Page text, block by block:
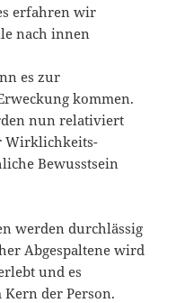
erfahren wir
nach innen
es zur
kommen.
nun relativiert
Wirklichkeits-
Bewusstsein
werden durchlässig
Abgespaltene wird
und es
der Person.